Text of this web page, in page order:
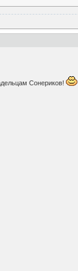
Сонериков!